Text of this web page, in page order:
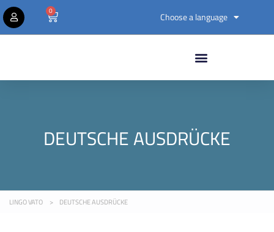
0 Choose a language
DEUTSCHE AUSDRÜCKE
LINGO VATO > DEUTSCHE AUSDRÜCKE